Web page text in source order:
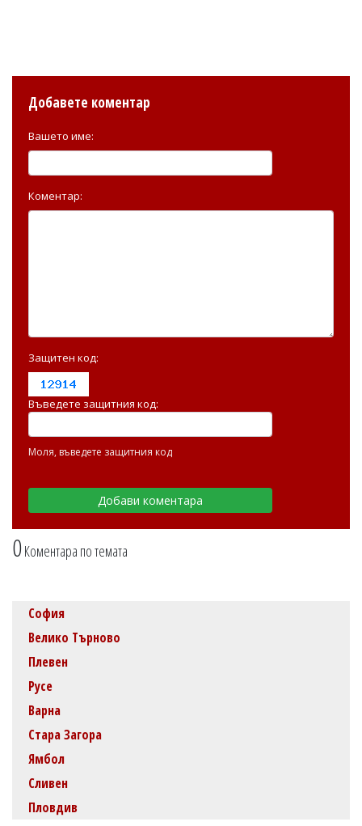
0Коментара по темата
Добавете коментар
Вашето име:
Коментар:
Защитен код:
Въведете защитния код:
Моля, въведете защитния код
София
Велико Търново
Плевен
Русе
Варна
Стара Загора
Ямбол
Сливен
Пловдив